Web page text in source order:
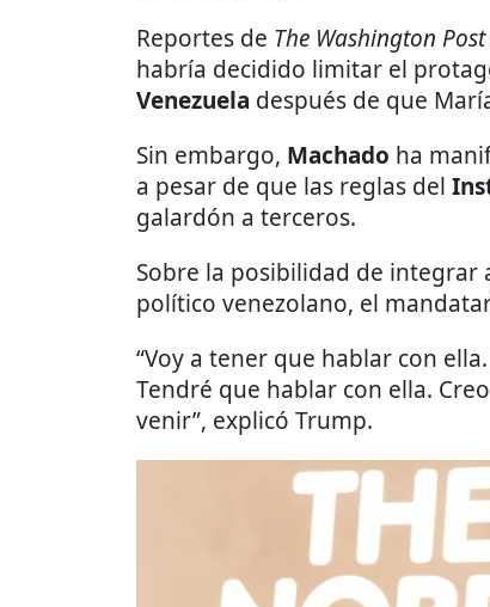
Reportes de The Washington Post
habría decidido limitar el
Venezuela después de que
Sin embargo, Machado ha
a pesar de que las reglas del
galardón a terceros.
Sobre la posibilidad de integrar
político venezolano, el
“Voy a tener que hablar con
Tendré que hablar con ella.
venir”, explicó Trump.